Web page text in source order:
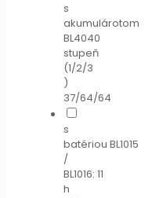
s
akumulárotom
BL4040
stupeň
(1/2/3
)
37/64/64
s
batériou BL1015
/
BL1016: 11
h